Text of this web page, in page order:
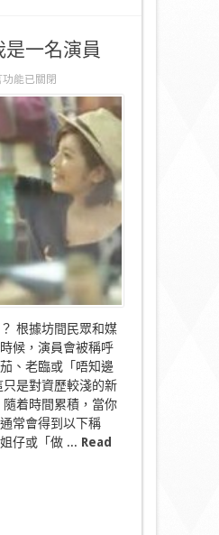
一名演員
功能已關閉
根據坊間民眾和媒
候，演員會被稱呼
、老臨或「唔知邊
是對資歷較淺的新
隨着時間累積，當你
常會得到以下稱
仔或「做 ... Read